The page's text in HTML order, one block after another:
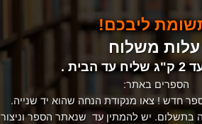
ליבכם!
עלות משלוח
הספרים באתר:
חדש ! צאו מנקודת הנחה שהוא יד שנייה.
בתשלום. יש להמתין עד שנאתר הספר וניצור